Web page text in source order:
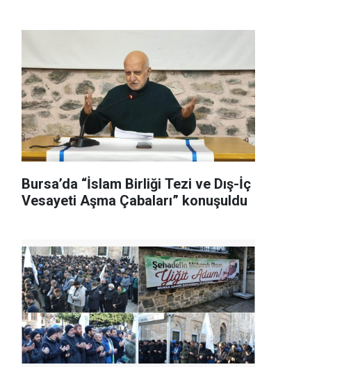
Bursa’da “İslam Birliği Tezi ve Dış-İç
Vesayeti Aşma Çabaları” konuşuldu